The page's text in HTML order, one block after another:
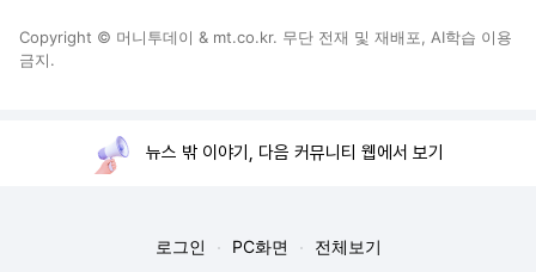
Copyright © 머니투데이 & mt.co.kr. 무단 전재 및 재배포, AI학습 이용
금지.
뉴스 밖 이야기, 다음 커뮤니티 웹에서 보기
로그인 PC화면 전체보기